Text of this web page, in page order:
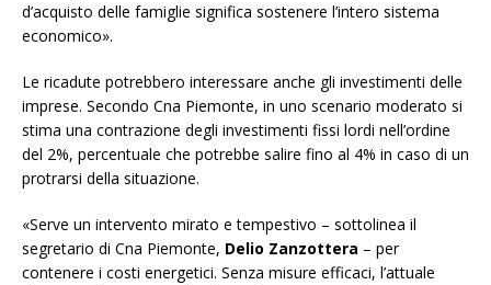
d’acquisto delle famiglie significa sostenere l’intero sistema
economico».
Le ricadute potrebbero interessare anche gli investimenti delle
imprese. Secondo Cna Piemonte, in uno scenario moderato si
stima una contrazione degli investimenti fissi lordi nell’ordine
del 2%, percentuale che potrebbe salire fino al 4% in caso di un
protrarsi della situazione.
«Serve un intervento mirato e tempestivo – sottolinea il
segretario di Cna Piemonte, Delio Zanzottera – per
contenere i costi energetici. Senza misure efficaci, l’attuale